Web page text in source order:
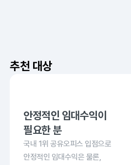
추천 대상
안정적인 임대수익이
필요한 분
국내 1위 공유오피스 입점으로
안정적인 임대수익은 물론,